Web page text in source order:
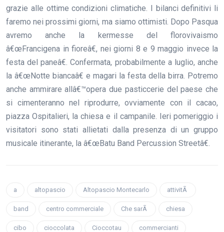
grazie alle ottime condizioni climatiche. I bilanci definitivi li
faremo nei prossimi giorni, ma siamo ottimisti. Dopo Pasqua
avremo anche la kermesse del florovivaismo
â€œFrancigena in fioreâ€, nei giorni 8 e 9 maggio invece la
festa del paneâ€. Confermata, probabilmente a luglio, anche
la â€œNotte biancaâ€ e magari la festa della birra. Potremo
anche ammirare allâ€™opera due pasticcerie del paese che
si cimenteranno nel riprodurre, ovviamente con il cacao,
piazza Ospitalieri, la chiesa e il campanile. Ieri pomeriggio i
visitatori sono stati allietati dalla presenza di un gruppo
musicale itinerante, la â€œBatu Band Percussion Streetâ€.
a altopascio Altopascio Montecarlo attivitÃ
band centro commerciale Che sarÃ chiesa
cibo cioccolata Cioccotau commercianti